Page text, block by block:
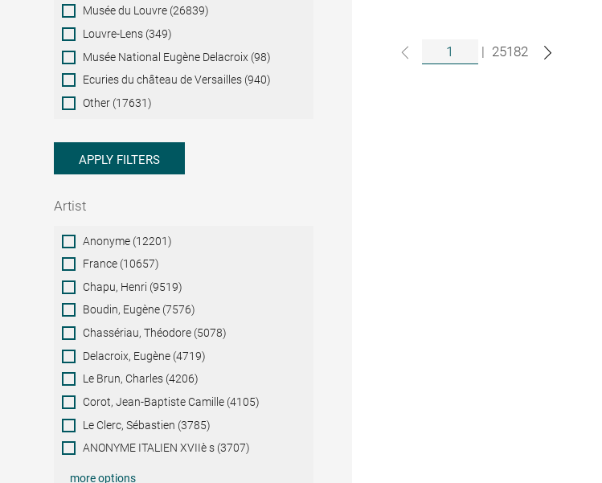
On
display
Musée du Louvre (26839)
Louvre-Lens (349)
Musée National Eugène Delacroix (98)
Ecuries du château de Versailles (940)
Other (17631)
APPLY FILTERS
Artist
ArtistAnonyme (12201)
France (10657)
Chapu, Henri (9519)
Boudin, Eugène (7576)
Chassériau, Théodore (5078)
Delacroix, Eugène (4719)
Le Brun, Charles (4206)
Corot, Jean-Baptiste Camille (4105)
Le Clerc, Sébastien (3785)
ANONYME ITALIEN XVIIè s (3707)
more options
| 25182